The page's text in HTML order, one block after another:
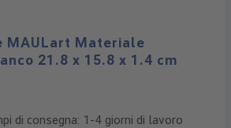
MAULart Materiale
21.8 x 15.8 x 1.4 cm
di consegna: 1-4 giorni di lavoro